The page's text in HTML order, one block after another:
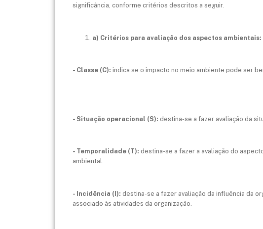
significância, conforme critérios descritos a seguir.
a) Critérios para avaliação dos aspectos ambientais:
- Classe (C): indica se o impacto no meio ambiente pode ser
- Situação operacional (S): destina-se a fazer avaliação da
- Temporalidade (T): destina-se a fazer a avaliação do
ambiental.
- Incidência (I): destina-se a fazer avaliação da influência da
associado às atividades da organização.